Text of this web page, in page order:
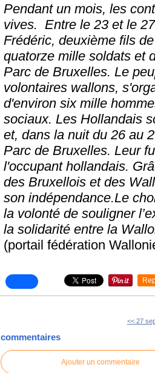
Pendant un mois, les
vives. Entre le 23 et le
Frédéric, deuxième fils
quatorze mille soldats et
Parc de Bruxelles. Le
volontaires wallons,
d'environ six mille
sociaux. Les Hollandais
et, dans la nuit du 26 au
Parc de Bruxelles. Leur
l'occupant hollandais.
des Bruxellois et des
son indépendance.Le
la volonté de souligner
la solidarité entre la
(portail fédération
<< 27
commentaires
Ajouter un commentaire